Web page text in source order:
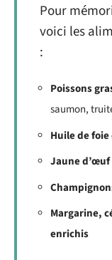
Pour
voici les
:
Poissons
saumon,
Huile de
Jaune d’œuf
Margarine,
enrichis